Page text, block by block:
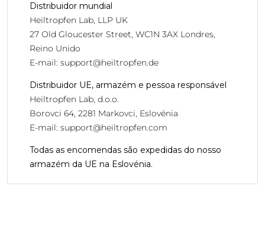
Distribuidor mundial
Heiltropfen Lab, LLP UK
27 Old Gloucester Street, WC1N 3AX Londres,
Reino Unido
E-mail: support@heiltropfen.de
Distribuidor UE, armazém e pessoa responsável
Heiltropfen Lab, d.o.o.
Borovci 64, 2281 Markovci, Eslovénia
E-mail: support@heiltropfen.com
Todas as encomendas são expedidas do nosso
armazém da UE na Eslovénia.